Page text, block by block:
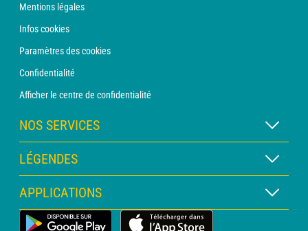
Mentions légales
Infos cookies
Paramètres des cookies
Confidentialité
Afficher le centre de confidentialité
NOS SERVICES
Abonnement METEO Xpert
Abonnement METEO PRO
Consultation avec un prévisionniste
Bulletin PRO
LÉGENDES
Légende des cartes
Légende des pictogrammes
APPLICATIONS
Application Météo Terrestre